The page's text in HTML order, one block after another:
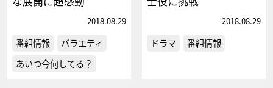
2018.08.29
番組情報
バラエティ
あいつ今何してる？
2018.08.29
ドラマ 番組情報